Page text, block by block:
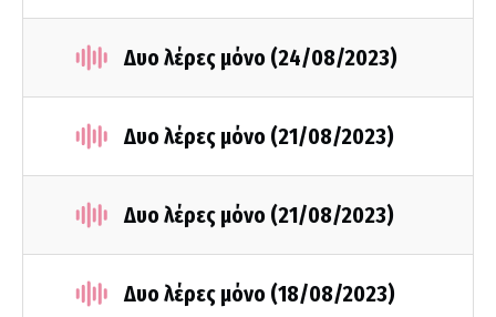
Δυο λέρες μόνο (24/08/2023)
Δυο λέρες μόνο (21/08/2023)
Δυο λέρες μόνο (21/08/2023)
Δυο λέρες μόνο (18/08/2023)